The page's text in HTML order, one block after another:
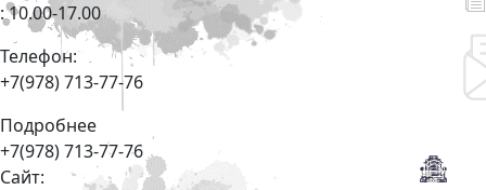
: 10.00-17.00
Телефон:
+7(978) 713-77-76
Подробнее
+7(978) 713-77-76
Сайт: